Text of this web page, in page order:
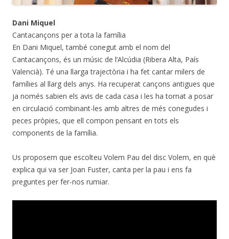
Dani Miquel
Cantacançons per a tota la família
En Dani Miquel, també conegut amb el nom del
Cantacançons, és un músic de l’Alcúdia (Ribera Alta, País
Valencià). Té una llarga trajectòria i ha fet cantar milers de
famílies al llarg dels anys. Ha recuperat cançons antigues que
ja només sabien els avis de cada casa i les ha tornat a posar
en circulació combinant-les amb altres de més conegudes i
peces pròpies, que ell compon pensant en tots els
components de la família.
Us proposem que escolteu Volem Pau del disc Volem, en què
explica qui va ser Joan Fuster, canta per la pau i ens fa
preguntes per fer-nos rumiar.